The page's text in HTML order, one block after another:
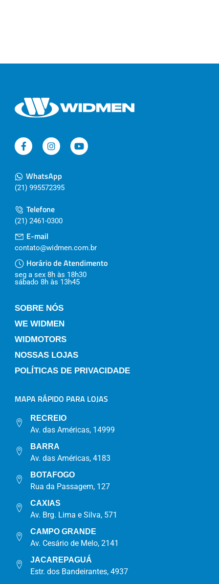
WhatsApp
(21) 995572395
Telefone
(21) 2461-0300
E-mail
contato@widmen.com.br
Horário de Atendimento
seg a sex 8h às 18h30
sábado 8h às 13h45
SOBRE NÓS
WE WIDMEN
WIDMOTORS
NOSSAS LOJAS
POLÍTICAS DE PRIVACIDADE
MAPA RÁPIDO PARA LOJAS
RECREIO
Av. das Américas, 14999
BARRA
Av. das Américas, 4183
BOTAFOGO
Rua da Passagem, 127
CAXIAS
Av. Brg. Lima e Silva, 571
CAMPO GRANDE
Av. Cesário de Melo, 2141
JACAREPAGUÁ
Estr. dos Bandeirantes, 4937